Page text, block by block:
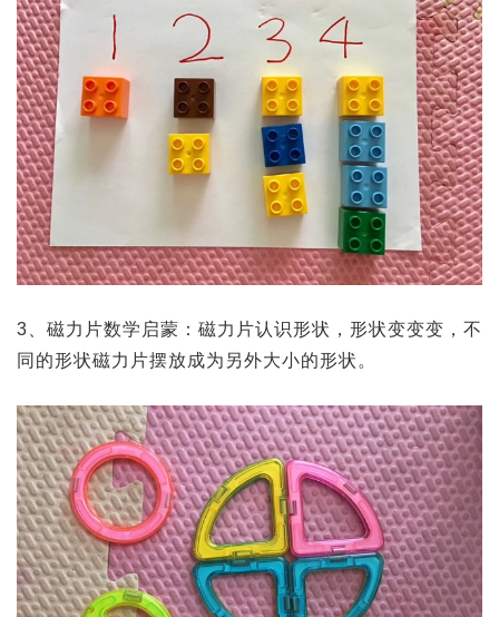
3、磁力片数学启蒙：磁力片认识形状，形状变变变，不
同的形状磁力片摆放成为另外大小的形状。